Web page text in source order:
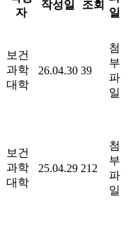
자
작성일 조회
일
보건
과학
대학
26.04.30 39
첨
부
파
일
보건
과학
대학
25.04.29 212
첨
부
파
일